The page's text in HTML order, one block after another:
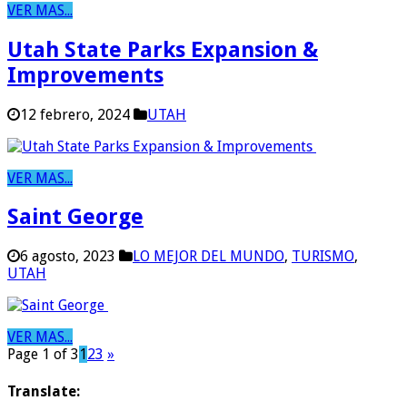
VER MAS...
Utah State Parks Expansion &
Improvements
12 febrero, 2024 UTAH
VER MAS...
Saint George
6 agosto, 2023 LO MEJOR DEL MUNDO, TURISMO,
UTAH
VER MAS...
Page 1 of 31 23 »
Translate: